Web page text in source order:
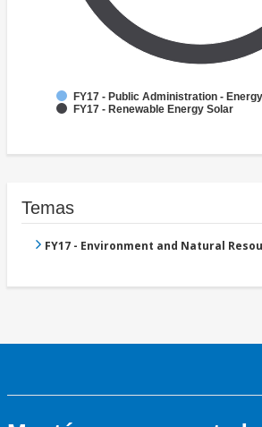
FY17 - Public Administration -
FY17 - Renewable Energy Solar
Temas
FY17 - Environment and Natural